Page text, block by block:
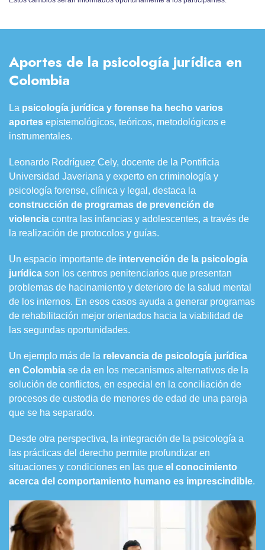
Aportes de la psicología jurídica en
Colombia
La psicología jurídica y forense ha hecho varios
aportes epistemológicos, teóricos, metodológicos e
instrumentales.
Leonardo Rodríguez Cely, docente de la Pontificia
Universidad Javeriana y experto en criminología y
psicología forense, clínica y legal, destaca la
construcción de programas de prevención de
violencia contra las infancias y adolescentes, a través de
la realización de protocolos y guías.
Un espacio importante de intervención de la psicología
jurídica son los centros penitenciarios que presentan
problemas de hacinamiento y deterioro de la salud mental
de los internos. En esos casos ayuda a generar programas
de rehabilitación mejor orientados hacia la viabilidad de
las segundas oportunidades.
Un ejemplo más de la relevancia de psicología jurídica
en Colombia se da en los mecanismos alternativos de la
solución de conflictos, en especial en la conciliación de
procesos de custodia de menores de edad de una pareja
que se ha separado.
Desde otra perspectiva, la integración de la psicología a
las prácticas del derecho permite profundizar en
situaciones y condiciones en las que el conocimiento
acerca del comportamiento humano es imprescindible.